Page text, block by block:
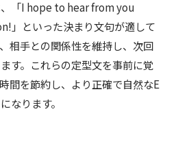
「I hope to hear from you
」といった決まり文句が適して
相手との関係性を維持し、次回
す。これらの定型文を事前に覚
間を節約し、より正確で自然なE
なります。